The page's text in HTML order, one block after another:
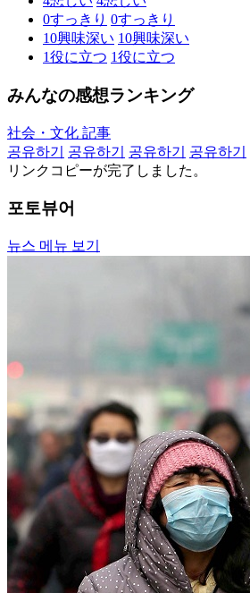
0すっきり 0すっきり
10興味深い 10興味深い
1役に立つ 1役に立つ
みんなの感想ランキング
社会・文化 記事
공유하기
공유하기 공유하기 공유하기
リンクコピーが完了しました。
포토뷰어
뉴스 메뉴 보기